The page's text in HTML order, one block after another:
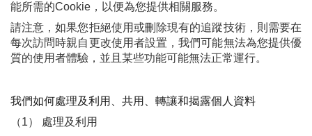
能所需的Cookie，以便為您提供相關服務。
請注意，如果您拒絕使用或刪除現有的追蹤技術，則需要在
每次訪問時親自更改使用者設置，我們可能無法為您提供優
質的使用者體驗，並且某些功能可能無法正常運行。
我們如何處理及利用、共用、轉讓和揭露個人資料
（1） 處理及利用